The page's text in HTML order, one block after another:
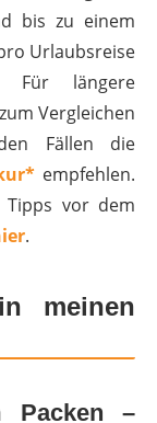
bis zu einem
Urlaubsreise
Für längere
Vergleichen
Fällen die
empfehlen.
Tipps vor dem
.
meinen
Packen –